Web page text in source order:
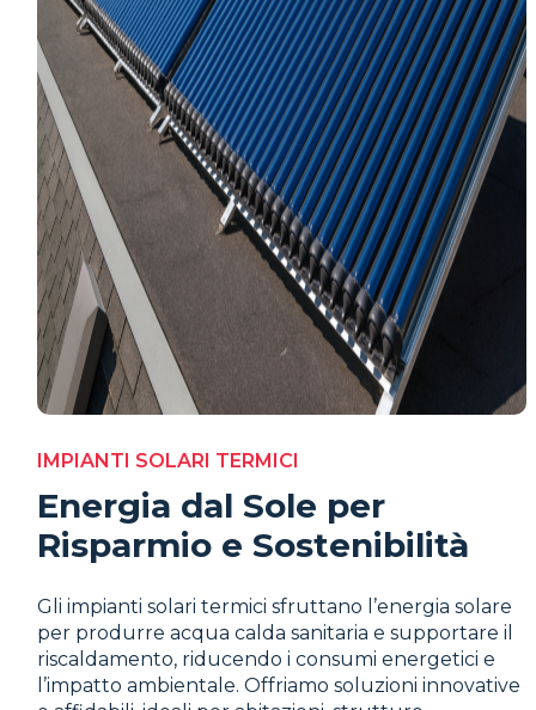
IMPIANTI SOLARI TERMICI
Energia dal Sole per
Risparmio e Sostenibilità
Gli impianti solari termici sfruttano l’energia solare
per produrre acqua calda sanitaria e supportare il
riscaldamento, riducendo i consumi energetici e
l’impatto ambientale. Offriamo soluzioni innovative